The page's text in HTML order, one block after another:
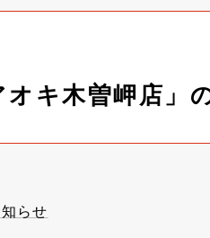
キ木曽岬店」
らせ